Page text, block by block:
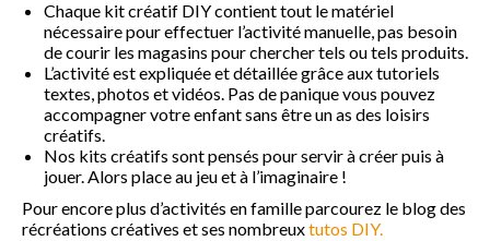
Atelier DIY en entreprise
Bulles de savon géantes
Bracelet permanent
Maquillage artistique adulte
Maquillage enfant
Formation maquillage enfant
Chaque kit créatif DIY contient tout le matériel
nécessaire pour effectuer l’activité manuelle, pas besoin
de courir les magasins pour chercher tels ou tels produits.
L’activité est expliquée et détaillée grâce aux tutoriels
textes, photos et vidéos. Pas de panique vous pouvez
accompagner votre enfant sans être un as des loisirs
créatifs.
Nos kits créatifs sont pensés pour servir à créer puis à
jouer. Alors place au jeu et à l’imaginaire !
Pour encore plus d’activités en famille parcourez le blog des
récréations créatives et ses nombreuxtutos DIY.